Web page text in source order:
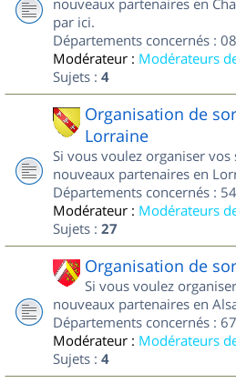
nouveaux partenaires en
par ici.
Départements concernés :
Modérateur : Modérateurs
Sujets : 4
Organisation de
Lorraine
Si vous voulez organiser
nouveaux partenaires en
Départements concernés :
Modérateur : Modérateurs
Sujets : 27
Organisation de
Si vous voulez
nouveaux partenaires en
Départements concernés :
Modérateur : Modérateurs
Sujets : 4